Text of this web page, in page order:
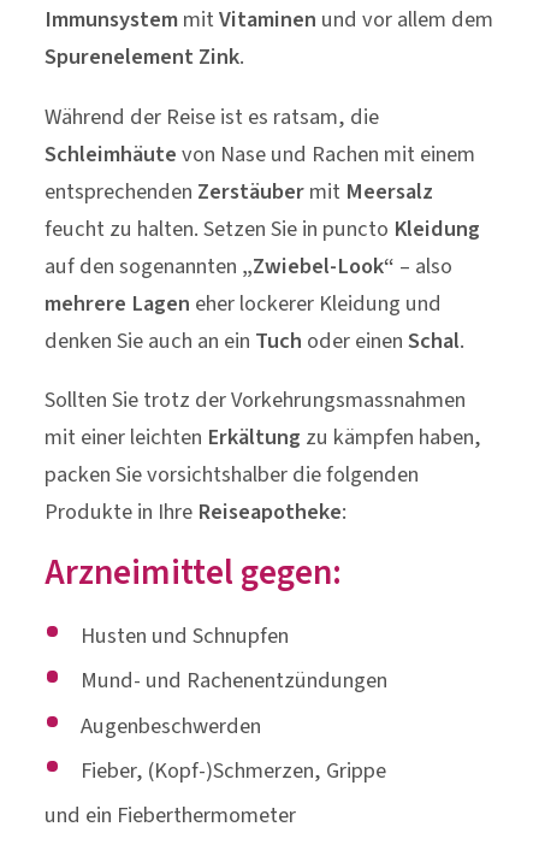
ImmunsystemmitVitaminen und vor allem dem
Spurenelement Zink.
Während der Reise ist es ratsam, die
Schleimhäutevon Nase und Rachen mit einem
entsprechenden Zerstäubermit Meersalz
feucht zu halten. Setzen Sie in puncto Kleidung
auf den sogenannten „Zwiebel-Look“ – also
mehrere Lagen eher lockerer Kleidung und
denken Sie auch an ein Tuch oder einenSchal.
Sollten Sie trotz der Vorkehrungsmassnahmen
mit einer leichten Erkältung zu kämpfen haben,
packen Sie vorsichtshalber die folgenden
Produkte in Ihre Reiseapotheke:
Arzneimittel gegen:
Husten und Schnupfen
Mund- und Rachenentzündungen
Augenbeschwerden
Fieber, (Kopf-)Schmerzen, Grippe
und ein Fieberthermometer